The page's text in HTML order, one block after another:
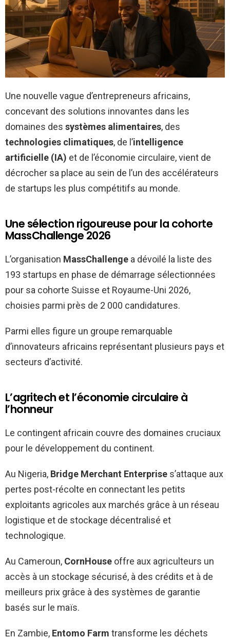
Une nouvelle vague d’entrepreneurs africains,
concevant des solutions innovantes dans les
domaines des systèmes alimentaires, des
technologies climatiques, de l’intelligence
artificielle (IA) et de l’économie circulaire, vient de
décrocher sa place au sein de l’un des accélérateurs
de startups les plus compétitifs au monde.
Une sélection rigoureuse pour la cohorte
MassChallenge 2026
L’organisation MassChallenge a dévoilé la liste des
193 startups en phase de démarrage sélectionnées
pour sa cohorte Suisse et Royaume-Uni 2026,
choisies parmi près de 2 000 candidatures.
Parmi elles figure un groupe remarquable
d’innovateurs africains représentant plusieurs pays et
secteurs d’activité.
L’agritech et l’économie circulaire à
l’honneur
Le contingent africain couvre des domaines cruciaux
pour le développement du continent.
Au Nigeria, Bridge Merchant Enterprise s’attaque aux
pertes post-récolte en connectant les petits
exploitants agricoles aux marchés grâce à un réseau
logistique et de stockage décentralisé et
technologique.
Au Cameroun, CornHouse offre aux agriculteurs un
accès à un stockage sécurisé, à des crédits et à de
meilleurs prix grâce à des systèmes de garantie
basés sur le maïs.
En Zambie, Entomo Farm transforme les déchets